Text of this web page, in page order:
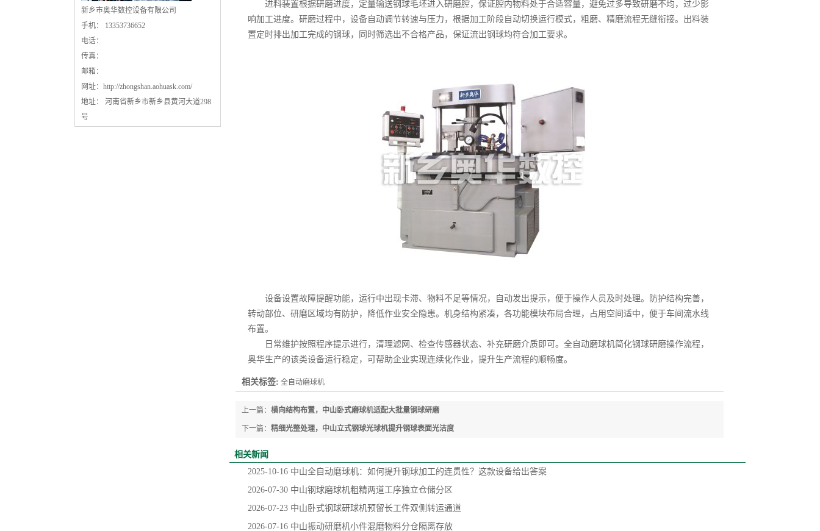
新乡市奥华数控设备有限公司
手机： 13353736652
电话：
传真：
邮箱：
网址： http://zhongshan.aohuask.com/
地址： 河南省新乡市新乡县黄河大道298
号
进料装置根据研磨进度，定量输送钢球毛坯进入研磨腔，保证腔内物料处于合适容量，避免过多导致研磨不均，过少影
响加工进度。研磨过程中，设备自动调节转速与压力，根据加工阶段自动切换运行模式，粗磨、精磨流程无缝衔接。出料装
置定时排出加工完成的钢球，同时筛选出不合格产品，保证流出钢球均符合加工要求。
设备设置故障提醒功能，运行中出现卡滞、物料不足等情况，自动发出提示，便于操作人员及时处理。防护结构完善，
转动部位、研磨区域均有防护，降低作业安全隐患。机身结构紧凑，各功能模块布局合理，占用空间适中，便于车间流水线
布置。
日常维护按照程序提示进行，清理滤网、检查传感器状态、补充研磨介质即可。全自动磨球机简化钢球研磨操作流程，
奥华生产的该类设备运行稳定，可帮助企业实现连续化作业，提升生产流程的顺畅度。
相关标签: 全自动磨球机
上一篇： 横向结构布置，中山卧式磨球机适配大批量钢球研磨
下一篇： 精细光整处理，中山立式钢球光球机提升钢球表面光洁度
相关新闻
2025-10-16 中山全自动磨球机：如何提升钢球加工的连贯性？这款设备给出答案
2026-07-30 中山钢球磨球机粗精两道工序独立仓储分区
2026-07-23 中山卧式钢球研球机预留长工件双侧转运通道
2026-07-16 中山振动研磨机小件混磨物料分仓隔离存放